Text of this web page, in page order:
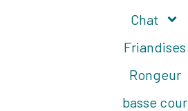
Chat
Friandises
Rongeur
basse cour